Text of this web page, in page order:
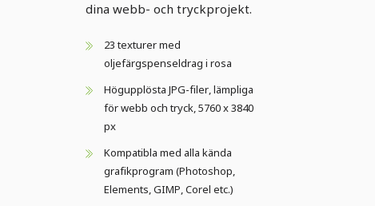
dina webb- och tryckprojekt.
23 texturer med
oljefärgspenseldrag i rosa
Högupplösta JPG-filer, lämpliga
för webb och tryck, 5760 x 3840
px
Kompatibla med alla kända
grafikprogram (Photoshop,
Elements, GIMP, Corel etc.)